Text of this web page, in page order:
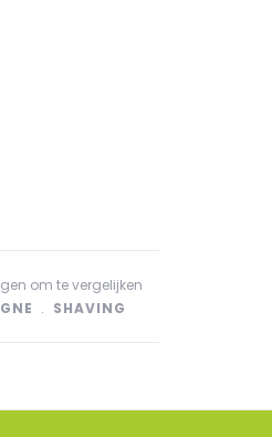
om te vergelijken
﹒ SHAVING